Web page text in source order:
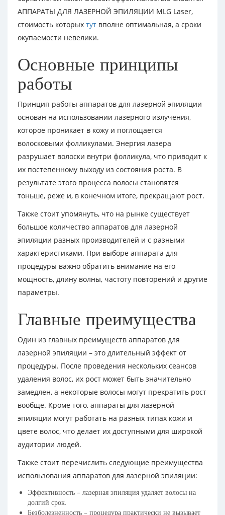
АППАРАТЫ ДЛЯ ЛАЗЕРНОЙ ЭПИЛЯЦИИ MLG Laser,
стоимость которых тут вполне оптимальная, а сроки
окупаемости невелики.
Основные принципы
работы
Принцип работы аппаратов для лазерной эпиляции
основан на использовании лазерного излучения,
которое проникает в кожу и поглощается
волосковыми фолликулами. Энергия лазера
разрушает волоски внутри фолликула, что приводит к
их постепенному выходу из состояния роста. В
результате этого процесса волосы становятся
тоньше, реже и, в конечном итоге, прекращают рост.
Также стоит упомянуть, что на рынке существует
большое количество аппаратов для лазерной
эпиляции разных производителей и с разными
характеристиками. При выборе аппарата для
процедуры важно обратить внимание на его
мощность, длину волны, частоту повторений и другие
параметры.
Главные преимущества
Один из главных преимуществ аппаратов для
лазерной эпиляции – это длительный эффект от
процедуры. После проведения нескольких сеансов
удаления волос, их рост может быть значительно
замедлен, а некоторые волосы могут прекратить рост
вообще. Кроме того, аппараты для лазерной
эпиляции могут работать на разных типах кожи и
цвете волос, что делает их доступными для широкой
аудитории людей.
Также стоит перечислить следующие преимущества
использования аппаратов для лазерной эпиляции:
Эффективность – лазерная эпиляция удаляет волосы на
долгий срок.
Безболезненность – процедура практически не вызывает